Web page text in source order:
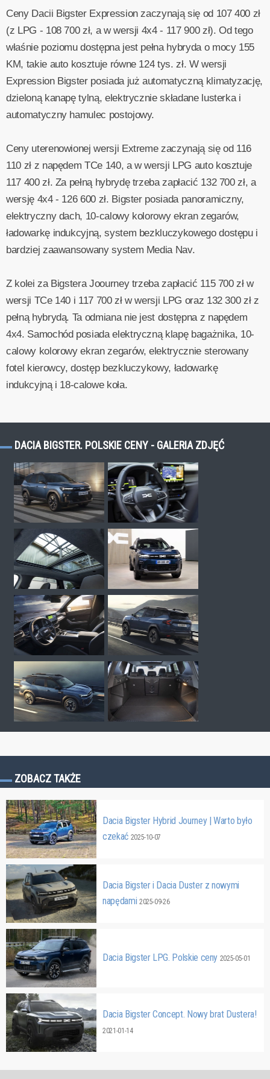
Ceny Dacii Bigster Expression zaczynają się od 107 400 zł
(z LPG - 108 700 zł, a w wersji 4x4 - 117 900 zł). Od tego
właśnie poziomu dostępna jest pełna hybryda o mocy 155
KM, takie auto kosztuje równe 124 tys. zł. W wersji
Expression Bigster posiada już automatyczną klimatyzację,
dzieloną kanapę tylną, elektrycznie składane lusterka i
automatyczny hamulec postojowy.
Ceny uterenowionej wersji Extreme zaczynają się od 116
110 zł z napędem TCe 140, a w wersji LPG auto kosztuje
117 400 zł. Za pełną hybrydę trzeba zapłacić 132 700 zł, a
wersję 4x4 - 126 600 zł. Bigster posiada panoramiczny,
elektryczny dach, 10-calowy kolorowy ekran zegarów,
ładowarkę indukcyjną, system bezkluczykowego dostępu i
bardziej zaawansowany system Media Nav.
Z kolei za Bigstera Joourney trzeba zapłacić 115 700 zł w
wersji TCe 140 i 117 700 zł w wersji LPG oraz 132 300 zł z
pełną hybrydą. Ta odmiana nie jest dostępna z napędem
4x4. Samochód posiada elektryczną klapę bagażnika, 10-
calowy kolorowy ekran zegarów, elektrycznie sterowany
fotel kierowcy, dostęp bezkluczykowy, ładowarkę
indukcyjną i 18-calowe koła.
DACIA BIGSTER. POLSKIE CENY - GALERIA ZDJĘĆ
ZOBACZ TAKŻE
Dacia Bigster Hybrid Journey | Warto było
czekać 2025-10-07
Dacia Bigster i Dacia Duster z nowymi
napędami 2025-09-26
Dacia Bigster LPG. Polskie ceny 2025-05-01
Dacia Bigster Concept. Nowy brat Dustera!
2021-01-14